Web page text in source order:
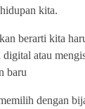
kita.
berarti kita
atau
baru
dengan